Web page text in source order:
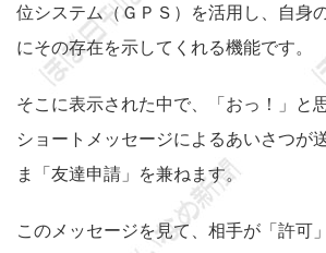
位システム（ＧＰＳ）を活用し、自身
にその存在を示してくれる機能です。
そこに表示された中で、「おっ！」と
ショートメッセージによるあいさつが
ま「友達申請」を兼ねます。
このメッセージを見て、相手が「許可